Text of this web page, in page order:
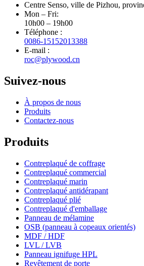
Centre Senso, ville de Pizhou,
Mon – Fri:
10h00 – 19h00
Téléphone :
0086-15152013388
E-mail :
roc@plywood.cn
Suivez-nous
À propos de nous
Produits
Contactez-nous
Produits
Contreplaqué de coffrage
Contreplaqué commercial
Contreplaqué marin
Contreplaqué antidérapant
Contreplaqué plié
Contreplaqué d'emballage
Panneau de mélamine
OSB (panneau à copeaux orientés)
MDF / HDF
LVL / LVB
Panneau ignifuge HPL
Revêtement de porte